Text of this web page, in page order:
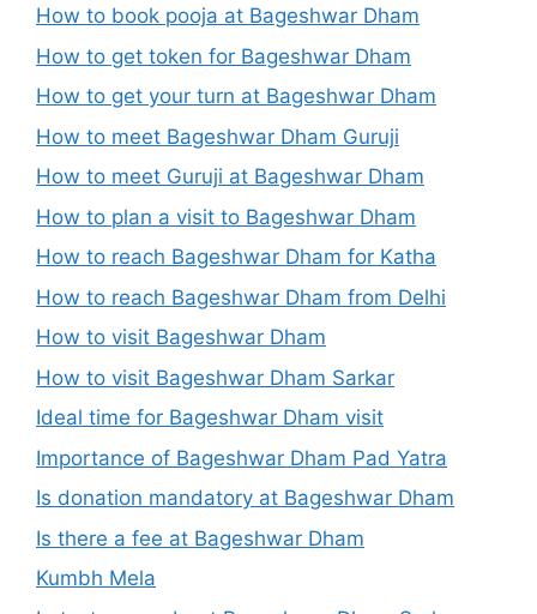
How to book pooja at Bageshwar Dham
How to get token for Bageshwar Dham
How to get your turn at Bageshwar Dham
How to meet Bageshwar Dham Guruji
How to meet Guruji at Bageshwar Dham
How to plan a visit to Bageshwar Dham
How to reach Bageshwar Dham for Katha
How to reach Bageshwar Dham from Delhi
How to visit Bageshwar Dham
How to visit Bageshwar Dham Sarkar
Ideal time for Bageshwar Dham visit
Importance of Bageshwar Dham Pad Yatra
Is donation mandatory at Bageshwar Dham
Is there a fee at Bageshwar Dham
Kumbh Mela